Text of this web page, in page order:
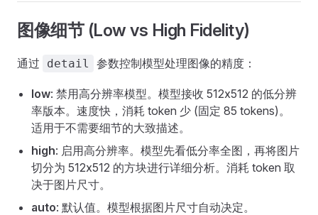
图像细节 (Low vs High Fidelity)
通过 detail 参数控制模型处理图像的精度：
low: 禁用高分辨率模型。模型接收 512x512 的低分辨
率版本。速度快，消耗 token 少 (固定 85 tokens)。
适用于不需要细节的大致描述。
high: 启用高分辨率。模型先看低分率全图，再将图片
切分为 512x512 的方块进行详细分析。消耗 token 取
决于图片尺寸。
auto: 默认值。模型根据图片尺寸自动决定。